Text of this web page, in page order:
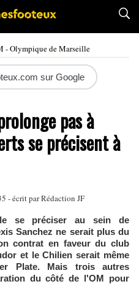
- Olympique de Marseille
sur Google
pas à
se précisent à
- écrit par Rédaction JF
se préciser au sein de
Sanchez ne serait plus du
contrat en faveur du club
et le Chilien serait même
Plate. Mais trois autres
du côté de l'OM pour